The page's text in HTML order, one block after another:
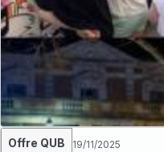
Offre QUB 19/11/2025